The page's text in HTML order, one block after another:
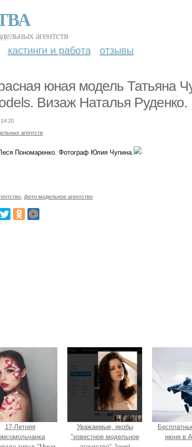
агентств
кастинги и работа отзывы
юная модель Татьяна
Визаж Наталья Руденко.
агентств
Пономаренко. Фотограф Юлия Чупина.
фото модельное агентство
17-Летняя
Уважаемые, якобы
"известное модельное
июня в